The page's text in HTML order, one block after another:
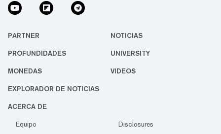
PARTNER NOTICIAS
PROFUNDIDADES UNIVERSITY
MONEDAS VIDEOS
EXPLORADOR DE NOTICIAS
ACERCA DE
Equipo Disclosures